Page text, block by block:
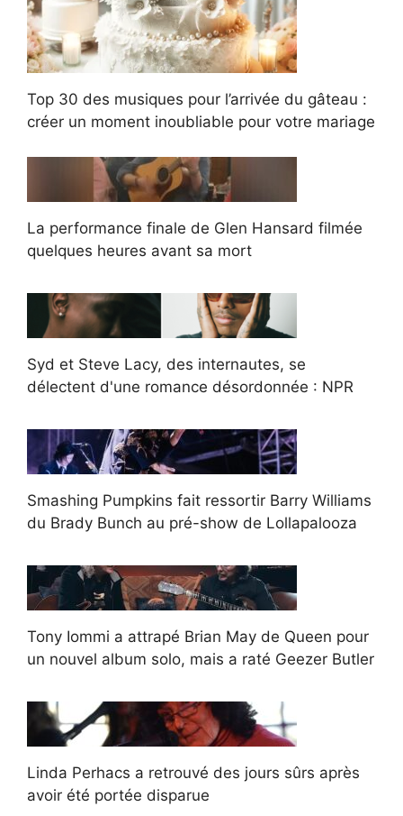
Top 30 des musiques pour l’arrivée du gâteau :
créer un moment inoubliable pour votre mariage
La performance finale de Glen Hansard filmée
quelques heures avant sa mort
Syd et Steve Lacy, des internautes, se
délectent d'une romance désordonnée : NPR
Smashing Pumpkins fait ressortir Barry Williams
du Brady Bunch au pré-show de Lollapalooza
Tony Iommi a attrapé Brian May de Queen pour
un nouvel album solo, mais a raté Geezer Butler
Linda Perhacs a retrouvé des jours sûrs après
avoir été portée disparue